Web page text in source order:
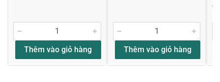
Đánh giá sao
Thêm vào giỏ hàng Thêm vào giỏ hàng